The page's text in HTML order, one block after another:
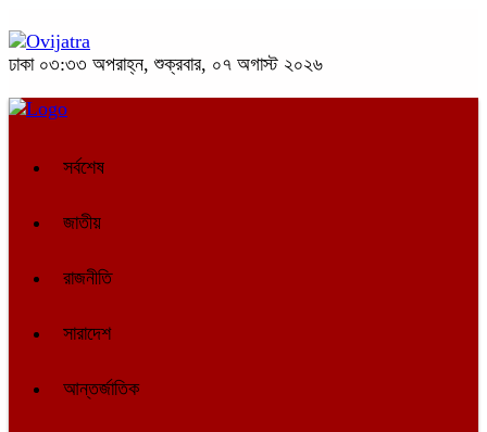
ঢাকা ০৩:৩৩ অপরাহ্ন, শুক্রবার, ০৭ অগাস্ট ২০২৬
সর্বশেষ
জাতীয়
রাজনীতি
সারাদেশ
আন্তর্জাতিক